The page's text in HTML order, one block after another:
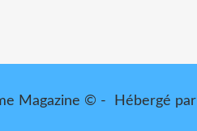
Magazine © - Hébergé par